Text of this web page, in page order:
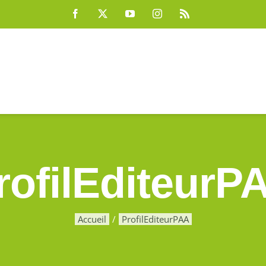
Facebook YouTubeInstagram
Accueil ProfilEditeurPAA